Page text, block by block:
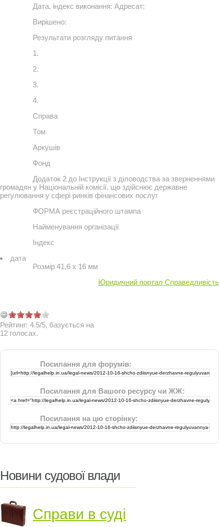
Дата, індекс виконання: Адресат:
Вирішено:
Результати розгляду питання
1.
2.
3.
4.
Справа
Том
Аркушів
Фонд
Додаток 2 до Інструкції з діловодства за зверненнями
громадян у Національній комісії, що здійснює державне
регулювання у сфері ринків фінансових послуг
ФОРМА реєстраційного штампа
Найменування організації
Індекс
дата
Розмір 41,6 х 16 мм
Юридичний портал Справедливість
Рейтинг: 4.5/5, базується на
12 голосах.
Посилання для форумів:
Посилання для Вашого ресурсу чи ЖЖ:
Посилання на цю сторінку:
Новини судової влади
Справи в суді